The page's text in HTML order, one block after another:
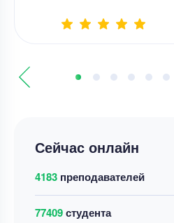
Сейчас онлайн
4183 преподавателей
77409студента